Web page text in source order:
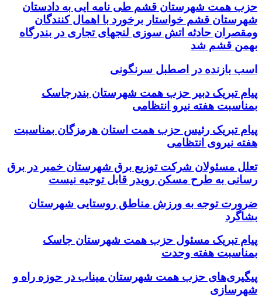
حزب همت شهرستان قشم طی نامه ایی به دادستان
شهرستان قشم خواستار برخورد با اهمال کنندگان
ومقصران حادثه اتش سوزی لنجهای تجاری در بندرگاه
بهمن قشم شد
اسب بازنده در اصطبل سرنگونی
پیام تبریک دبیر حزب همت شهرستان بندرجاسک
بمناسبت هفته نیرو انتظامی
پیام تبریک رئیس حزب همت استان هرمزگان بمناسبت
هفته نیروی انتظامی
تعلل مسئولان شرکت توزیع برق شهرستان خمیر در برق
رسانی به طرح مسکن رویدر قابل توجیه نیست
ضرورت توجه به ورزش مناطق روستایی شهرستان
بشاگرد
پیام تبریک مسئول حزب همت شهرستان جاسک
بمناسبت هفته وحدت
پیگیری‌های حزب همت شهرستان میناب در حوزه راه و
شهرسازی